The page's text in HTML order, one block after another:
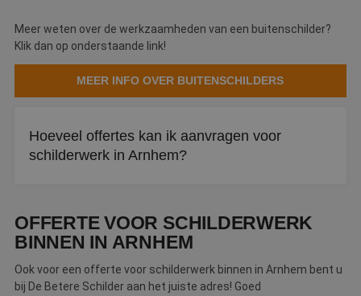
Meer weten over de werkzaamheden van een buitenschilder?
Klik dan op onderstaande link!
MEER INFO OVER BUITENSCHILDERS
Hoeveel offertes kan ik aanvragen voor
schilderwerk in Arnhem?
schildersbedrijven in Arnhem.
OFFERTE VOOR SCHILDERWERK
BINNEN IN ARNHEM
Ook voor een offerte voor schilderwerk binnen in Arnhem bent u
bij De Betere Schilder aan het juiste adres! Goed